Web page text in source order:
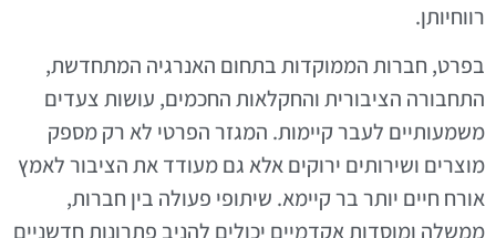
רווחיותן.
בפרט, חברות הממוקדות בתחום האנרגיה המתחדשת,
התחבורה הציבורית והחקלאות החכמים, עושות צעדים
משמעותיים לעבר קיימות. המגזר הפרטי לא רק מספק
מוצרים ושירותים ירוקים אלא גם מעודד את הציבור לאמץ
אורח חיים יותר בר קיימא. שיתופי פעולה בין חברות,
ממשלה ומוסדות אקדמיים יכולים להניב פתרונות חדשניים